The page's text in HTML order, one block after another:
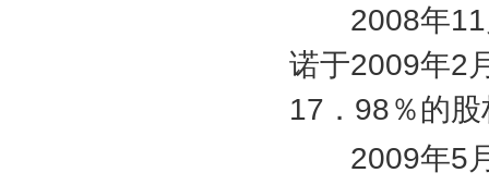
2008年11
诺于2009年2
17 ． 98％的
2009年5